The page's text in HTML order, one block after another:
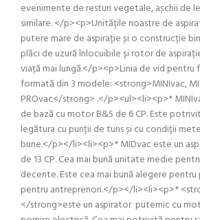
evenimente de resturi vegetale, așchii de
similare. </p><p>Unitățile noastre de
putere mare de aspirație și o construcție
plăci de uzură înlocuibile și rotor de
viață mai lungă.</p><p>Linia de vid pentru
formată din 3 modele: <strong>MINIvac,
PROvac</strong> .</p><ul><li><p>*
de bază cu motor B&S de 6 CP. Este
legătura cu punții de tuns și cu condiții
bune.</p></li><li><p>* MIDvac este un
de 13 CP. Cea mai bună unitate medie
decente. Este cea mai bună alegere
pentru antreprenori.</p></li><li><p>*
</strong>este un aspirator puternic cu